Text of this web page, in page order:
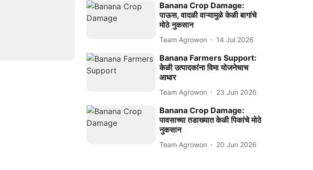
Banana Crop Damage:
पाऊस, वादळी वाऱ्यामुळे केळी बागांचे
मोठे नुकसान
Team Agrowon 14 Jul 2026
Banana Farmers Support:
केळी उत्पादकांना विमा योजनेचाच
आधार
Team Agrowon 23 Jun 2026
Banana Crop Damage:
पावसाच्या तडाख्यात केळी पिकांचे मोठे
नुकसान
Team Agrowon 20 Jun 2026